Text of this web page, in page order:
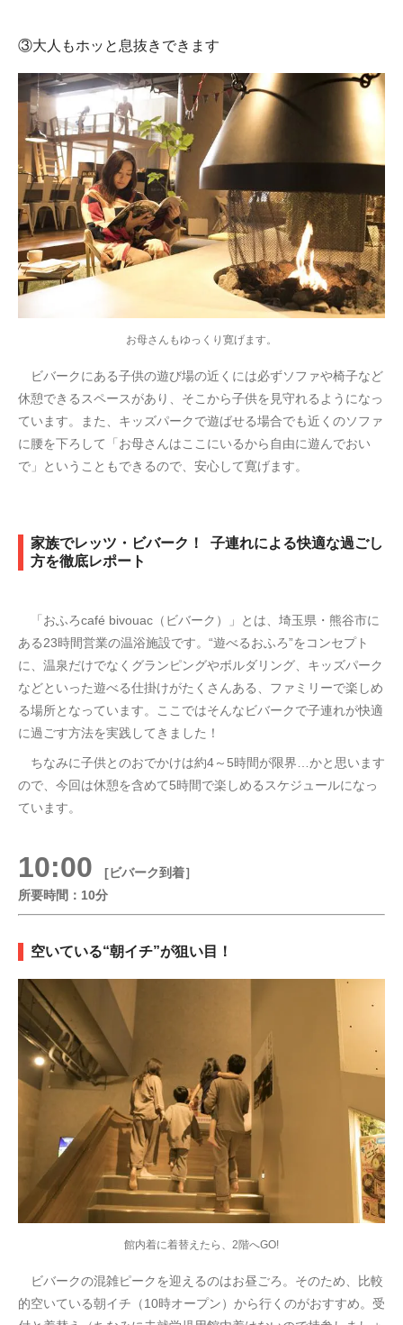
③大人もホッと息抜きできます
お母さんもゆっくり寛げます。
ビバークにある子供の遊び場の近くには必ずソファや椅子など
休憩できるスペースがあり、そこから子供を見守れるようになっ
ています。また、キッズパークで遊ばせる場合でも近くのソファ
に腰を下ろして「お母さんはここにいるから自由に遊んでおい
で」ということもできるので、安心して寛げます。
家族でレッツ・ビバーク！ 子連れによる快適な過ごし
方を徹底レポート
「おふろcafé bivouac（ビバーク）」とは、埼玉県・熊谷市に
ある23時間営業の温浴施設です。“遊べるおふろ”をコンセプト
に、温泉だけでなくグランピングやボルダリング、キッズパーク
などといった遊べる仕掛けがたくさんある、ファミリーで楽しめ
る場所となっています。ここではそんなビバークで子連れが快適
に過ごす方法を実践してきました！
ちなみに子供とのおでかけは約4～5時間が限界…かと思います
ので、今回は休憩を含めて5時間で楽しめるスケジュールになっ
ています。
10:00
[ビバーク到着］
所要時間：10分
空いている“朝イチ”が狙い目！
館内着に着替えたら、2階へGO!
ビバークの混雑ピークを迎えるのはお昼ごろ。そのため、比較
的空いている朝イチ（10時オープン）から行くのがおすすめ。受